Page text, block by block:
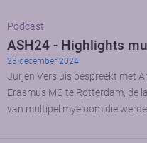
Podcast
ASH24 - Highlights
23 december 2024
Jurjen Versluis bespreekt met
Erasmus MC te Rotterdam, de
van multipel myeloom die